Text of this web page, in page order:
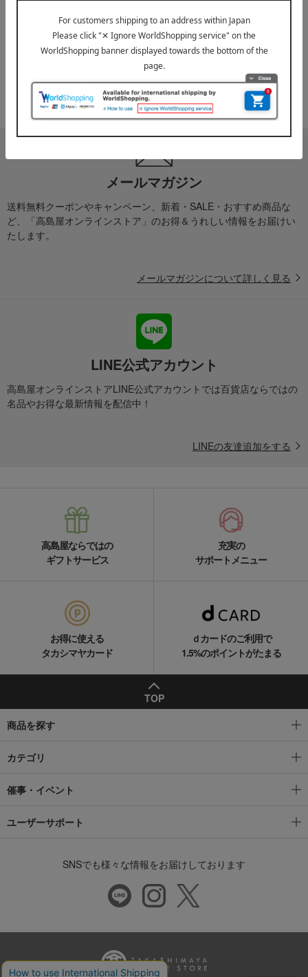
お届け遅延のお知らせ
ご案内 『お届け先のご住所』ご確認のお願い
メールマガジン
送料無料クーポンやキャンペーン、新着・SALE・おすすめ商品な
ど、「高島屋オンラインストア」のお得＆うれしい情報をお届けい
たします。
メールマガジンについて詳しく見る
LINE公式アカウント
高島屋オンラインストアLINE公式アカウントでは百貨店ならではの
名品やお得な最新情報を配信中！
LINEの友達追加をする
高島屋ならではの
ギフトサービス
充実の
サポートメニュー
お得に使える
タカシマヤカード
ｄカードのご利用で
1.5%のポイントがたまる
TOP
商品を探す
カテゴリ
催事・イベント
ユーザーサポート
SNSでも様々な情報をお届けしております